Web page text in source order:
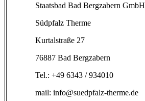
Staatsbad Bad Bergzabern GmbH
Südpfalz Therme
Kurtalstraße 27
76887 Bad Bergzabern
Tel.: +49 6343 / 934010
mail: info@suedpfalz-therme.de